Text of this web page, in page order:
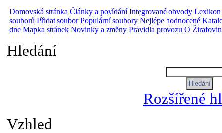
Domovská stránka Články a povídání Integrované obvody Lexikon
souborů Přidat soubor Populární soubory Nejlépe hodnocené
dne Mapka stránek Novinky a změny Pravidla provozu O
Hledání
Rozšířené
Vzhled